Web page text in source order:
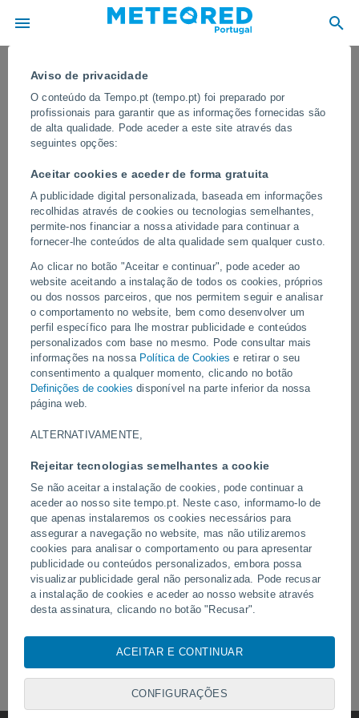
Aviso de privacidade
O conteúdo da Tempo.pt (tempo.pt) foi preparado por
profissionais para garantir que as informações fornecidas são
de alta qualidade. Pode aceder a este site através das
seguintes opções:
Aceitar cookies e aceder de forma gratuita
A publicidade digital personalizada, baseada em informações
recolhidas através de cookies ou tecnologias semelhantes,
permite-nos financiar a nossa atividade para continuar a
fornecer-lhe conteúdos de alta qualidade sem qualquer custo.
Ao clicar no botão "Aceitar e continuar", pode aceder ao
website aceitando a instalação de todos os cookies, próprios
ou dos nossos parceiros, que nos permitem seguir e analisar
o comportamento no website, bem como desenvolver um
perfil específico para lhe mostrar publicidade e conteúdos
personalizados com base no mesmo. Pode consultar mais
informações na nossa Política de Cookies e retirar o seu
consentimento a qualquer momento, clicando no botão
Definições de cookies disponível na parte inferior da nossa
página web.
ALTERNATIVAMENTE,
Rejeitar tecnologias semelhantes a cookie
Se não aceitar a instalação de cookies, pode continuar a
aceder ao nosso site tempo.pt. Neste caso, informamo-lo de
que apenas instalaremos os cookies necessários para
assegurar a navegação no website, mas não utilizaremos
cookies para analisar o comportamento ou para apresentar
publicidade ou conteúdos personalizados, embora possa
visualizar publicidade geral não personalizada. Pode recusar
a instalação de cookies e aceder ao nosso website através
desta assinatura, clicando no botão "Recusar".
Com o seu consentimento, nós e osnossos parceiros
utilizamos cookies, identificadores únicos ou tecnologias
pessoais, tais como a sua visita a este sitio Web, endereços
IP e identificadores de cookies. É possível que alguns
fornecedores possam processar os seus dados pessoais com
ACEITAR E CONTINUAR
CONFIGURAÇÕES
Porque é que as nuvens de
tempestade são tão escuras?
O fenómeno ótico que o explica.
Vídeos
Ontem
Tornados e chuvas extremas em
Pelotas, Brasil.
Um raio atingiu um
em Narathiwat, Tailândia.